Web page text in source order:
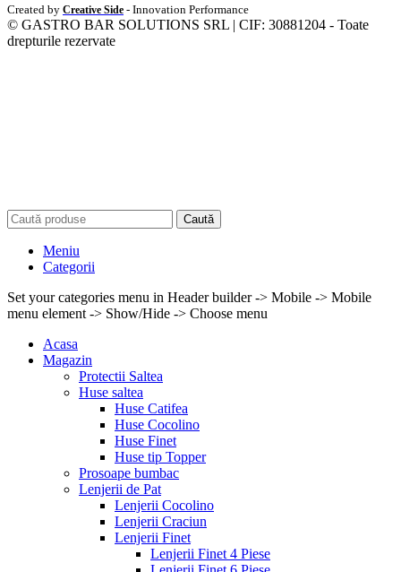
Created by Creative Side - Innovation Performance
© GASTRO BAR SOLUTIONS SRL | CIF: 30881204 - Toate
drepturile rezervate
Caută
Meniu
Categorii
Set your categories menu in Header builder -> Mobile -> Mobile
menu element -> Show/Hide -> Choose menu
Acasa
Magazin
Protectii Saltea
Huse saltea
Huse Catifea
Huse Cocolino
Huse Finet
Huse tip Topper
Prosoape bumbac
Lenjerii de Pat
Lenjerii Cocolino
Lenjerii Craciun
Lenjerii Finet
Lenjerii Finet 4 Piese